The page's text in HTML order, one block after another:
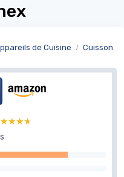
de Cuisine Cuisson